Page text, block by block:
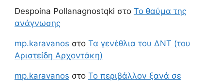
Despoina Pollanagnostqki στο Το θαύμα της
ανάγνωσης
mp.karavanos στο Τα γενέθλια του ΔΝΤ (του
Αριστείδη Αρχοντάκη)
mp.karavanos στο Το περιβάλλον ξανά σε